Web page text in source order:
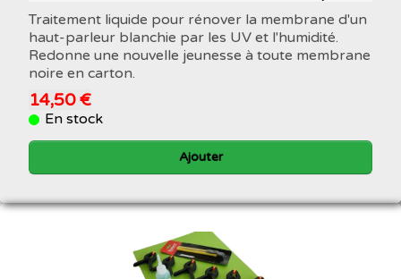
Traitement liquide pour rénover la membrane d'un
haut-parleur blanchie par les UV et l'humidité.
Redonne une nouvelle jeunesse à toute membrane
noire en carton.
14,50 €
En stock
Ajouter